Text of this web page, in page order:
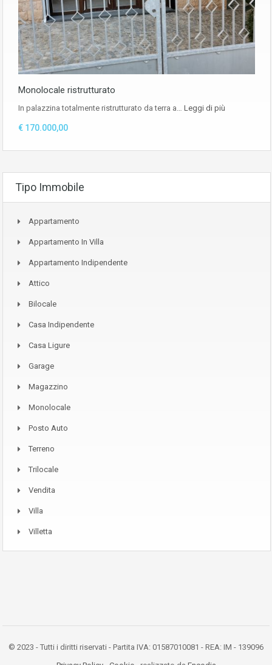
Monolocale ristrutturato
In palazzina totalmente ristrutturato da terra a… Leggi di più
€ 170.000,00
Tipo Immobile
Appartamento
Appartamento In Villa
Appartamento Indipendente
Attico
Bilocale
Casa Indipendente
Casa Ligure
Garage
Magazzino
Monolocale
Posto Auto
Terreno
Trilocale
Vendita
Villa
Villetta
© 2023 - Tutti i diritti riservati - Partita IVA: 01587010081 - REA: IM - 139096